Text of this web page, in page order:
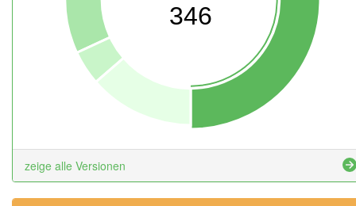
346
zeige alle Versionen